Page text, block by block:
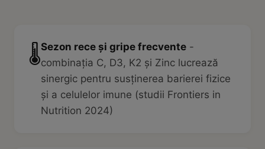
🌡️Sezon rece și gripe frecvente -
combinația C, D3, K2 și Zinc lucrează
sinergic pentru susținerea barierei fizice
și a celulelor imune (studii Frontiers in
Nutrition 2024)